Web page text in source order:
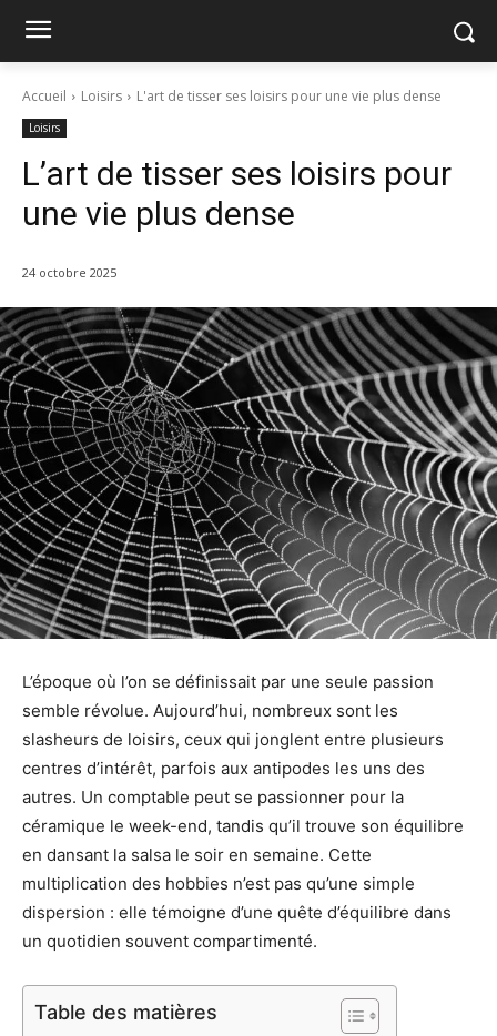
Accueil Loisirs L'art de tisser ses loisirs pour une vie plus dense
Loisirs
L’art de tisser ses loisirs pour
une vie plus dense
24 octobre 2025
L’époque où l’on se définissait par une seule passion
semble révolue. Aujourd’hui, nombreux sont les
slasheurs de loisirs, ceux qui jonglent entre plusieurs
centres d’intérêt, parfois aux antipodes les uns des
autres. Un comptable peut se passionner pour la
céramique le week-end, tandis qu’il trouve son équilibre
en dansant la salsa le soir en semaine. Cette
multiplication des hobbies n’est pas qu’une simple
dispersion : elle témoigne d’une quête d’équilibre dans
un quotidien souvent compartimenté.
Table des matières